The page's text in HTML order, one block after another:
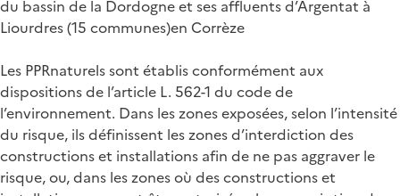
du bassin de la Dordogne et ses affluents d’Argentat à
Liourdres (15 communes)en Corrèze
Les PPRnaturels sont établis conformément aux
dispositions de l’article L. 562-1 du code de
l’environnement. Dans les zones exposées, selon l’intensité
du risque, ils définissent les zones d’interdiction des
constructions et installations afin de ne pas aggraver le
risque, ou, dans les zones où des constructions et